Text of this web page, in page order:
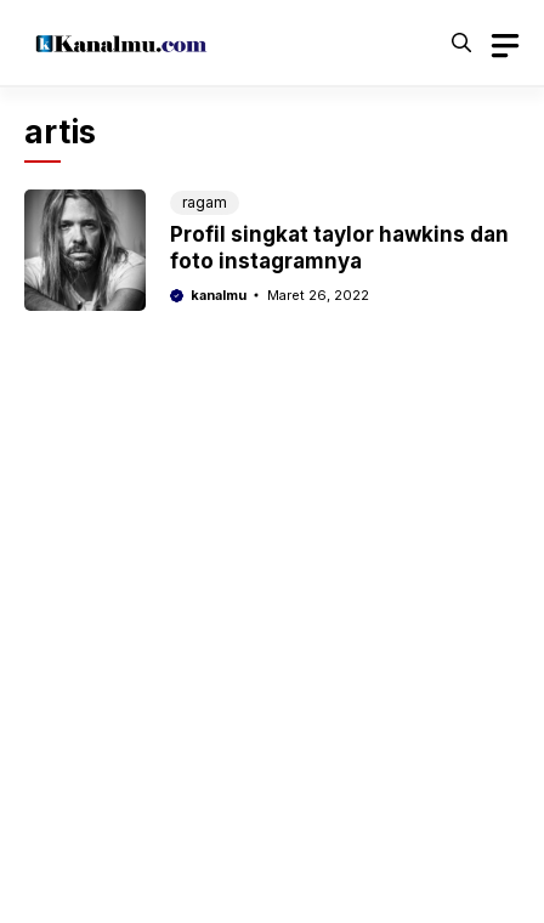
artis
ragam
Profil singkat taylor hawkins dan
foto instagramnya
kanalmu Maret 26, 2022